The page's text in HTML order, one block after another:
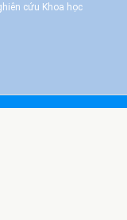
cứu Khoa học